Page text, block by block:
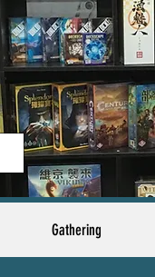
Gathering